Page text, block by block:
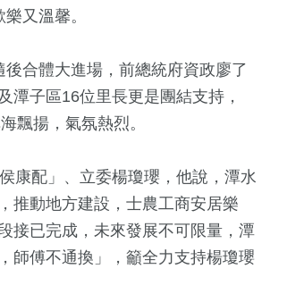
又溫馨。
合體大進場，前總統府資政廖了
潭子區16位里長更是團結支持，
飄揚，氣氛熱烈。
康配」、立委楊瓊瓔，他說，潭水
推動地方建設，士農工商安居樂
接已完成，未來發展不可限量，潭
師傅不通換」，籲全力支持楊瓊瓔
2024立委選戰 影視